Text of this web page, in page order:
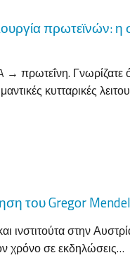
πρωτεϊνών:
πρωτεΐνη. Γνωρίζατε
κυτταρικές
του Gregor Mendel
ινστιτούτα στην
χρόνο σε εκδηλώσεις…